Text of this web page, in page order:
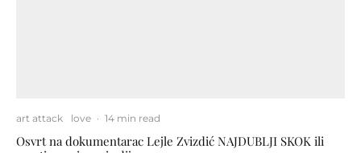
art attack love · 14 min read
Osvrt na dokumentarac Lejle Zvizdić NAJDUBLJI SKOK ili